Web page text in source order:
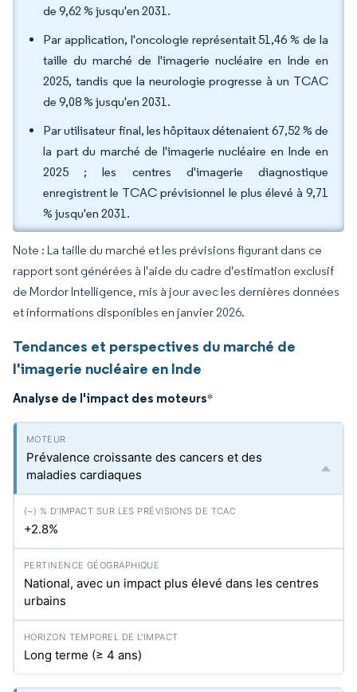
de 9,62 % jusqu'en 2031.
Par application, l'oncologie représentait 51,46 % de la
taille du marché de l'imagerie nucléaire en Inde en
2025, tandis que la neurologie progresse à un TCAC
de 9,08 % jusqu'en 2031.
Par utilisateur final, les hôpitaux détenaient 67,52 % de
la part du marché de l'imagerie nucléaire en Inde en
2025 ; les centres d'imagerie diagnostique
enregistrent le TCAC prévisionnel le plus élevé à 9,71
% jusqu'en 2031.
Note : La taille du marché et les prévisions figurant dans ce
rapport sont générées à l'aide du cadre d'estimation exclusif
de Mordor Intelligence, mis à jour avec les dernières données
et informations disponibles en janvier 2026.
Tendances et perspectives du marché de
l'imagerie nucléaire en Inde
Analyse de l'impact des moteurs*
Prévalence croissante des cancers et des
maladies cardiaques
+2.8%
National, avec un impact plus élevé dans les centres
urbains
Long terme (≥ 4 ans)